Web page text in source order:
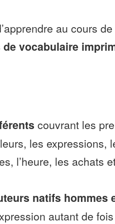
au cours
vocabulaire
couvrant les
les expressions,
l’heure, les achats
natifs hommes
autant de